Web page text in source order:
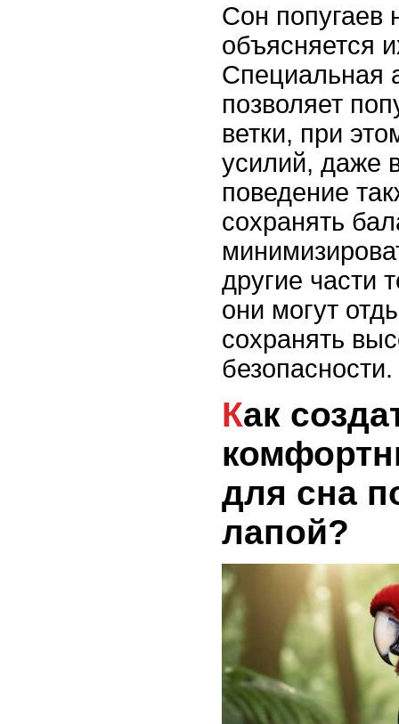
Сон попугаев
объясняется
Специальная
позволяет
ветки, при
усилий, даже
поведение
сохранять
другие части
они могут
сохранять
безопасности.
Как создать
для сна
лапой?